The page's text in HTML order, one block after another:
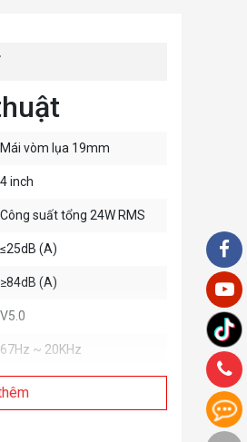
Mái vòm lụa 19mm
4 inch
Công suất tổng 24W RMS
≤25dB (A)
≥84dB (A)
V5.0
67Hz ~ 20KHz